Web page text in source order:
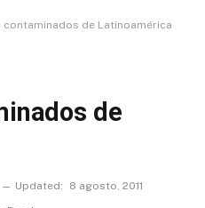
contaminados de Latinoamérica
de
Updated:
8 agosto, 2011